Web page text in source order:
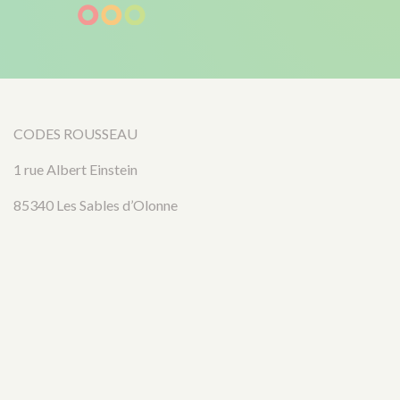
CODES ROUSSEAU
1 rue Albert Einstein
85340 Les Sables d’Olonne